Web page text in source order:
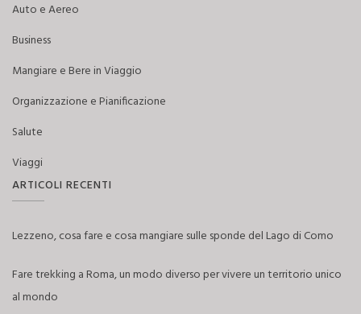
Auto e Aereo
Business
Mangiare e Bere in Viaggio
Organizzazione e Pianificazione
Salute
Viaggi
ARTICOLI RECENTI
Lezzeno, cosa fare e cosa mangiare sulle sponde del Lago di Como
Fare trekking a Roma, un modo diverso per vivere un territorio unico
al mondo